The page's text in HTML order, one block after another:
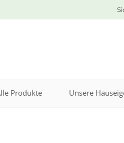
Produkte Unsere